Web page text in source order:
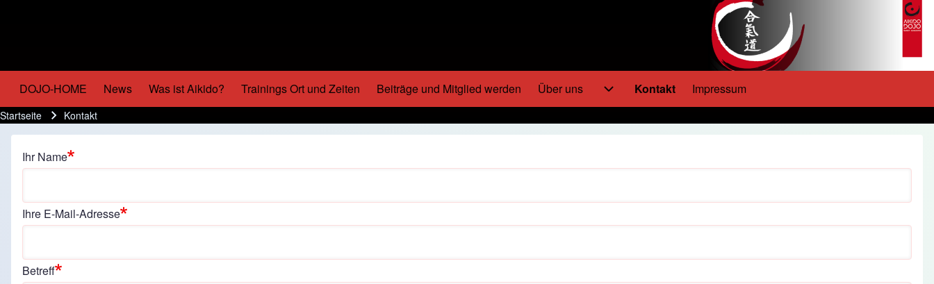
Main navigation
DOJO-HOME
(opens in new tab)News Was ist Aikido? Trainings Ort und Zeiten Beiträge und Mitglied werden Über uns
Unternavigation von Über uns
Kontakt Impressum
Pfadnavigation
Startseite Kontakt
Ihr Name
Ihre E-Mail-Adresse
Betreff